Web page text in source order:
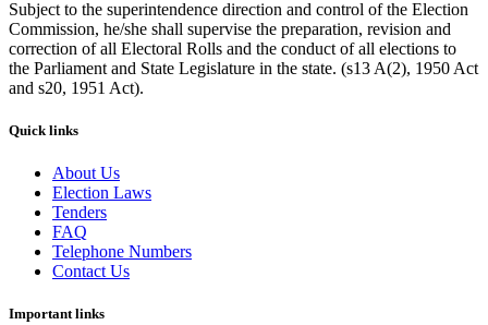
Subject to the superintendence direction and control of the Election
Commission, he/she shall supervise the preparation, revision and
correction of all Electoral Rolls and the conduct of all elections to
the Parliament and State Legislature in the state. (s13 A(2), 1950 Act
and s20, 1951 Act).
Quick links
About Us
Election Laws
Tenders
FAQ
Telephone Numbers
Contact Us
Important links